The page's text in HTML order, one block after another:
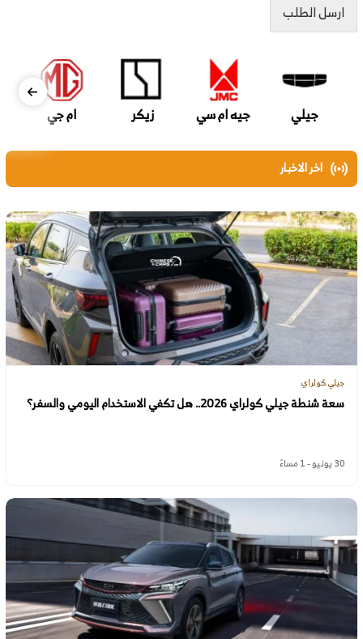
ارسل الطلب
جيلي جيه ام سي زيكر ام جي
اخر الاخبار
جيلي كولراي
سعة شنطة جيلي كولراي 2026.. هل تكفي الاستخدام اليومي والسفر؟
30 يونيو - 1 مساءً